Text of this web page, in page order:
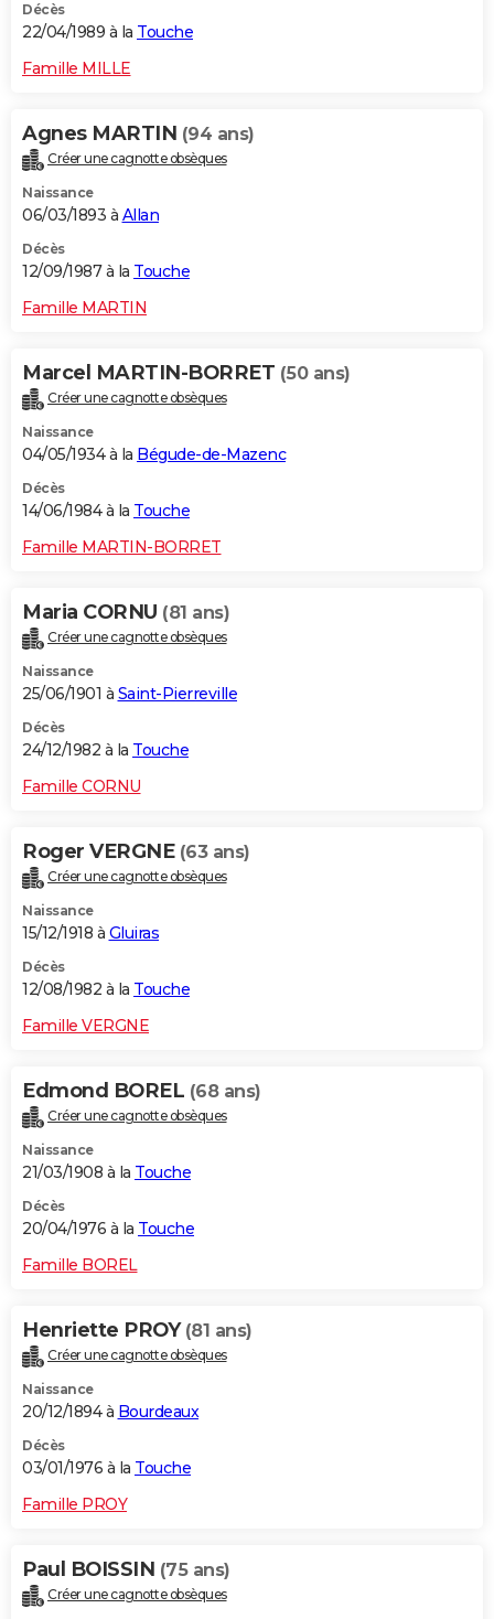
Décès
22/04/1989 à la Touche
Famille MILLE
Agnes MARTIN (94 ans)
Créer une cagnotte obsèques
Naissance
06/03/1893 à Allan
Décès
12/09/1987 à la Touche
Famille MARTIN
Marcel MARTIN-BORRET (50 ans)
Créer une cagnotte obsèques
Naissance
04/05/1934 à la Bégude-de-Mazenc
Décès
14/06/1984 à la Touche
Famille MARTIN-BORRET
Maria CORNU (81 ans)
Créer une cagnotte obsèques
Naissance
25/06/1901 à Saint-Pierreville
Décès
24/12/1982 à la Touche
Famille CORNU
Roger VERGNE (63 ans)
Créer une cagnotte obsèques
Naissance
15/12/1918 à Gluiras
Décès
12/08/1982 à la Touche
Famille VERGNE
Edmond BOREL (68 ans)
Créer une cagnotte obsèques
Naissance
21/03/1908 à la Touche
Décès
20/04/1976 à la Touche
Famille BOREL
Henriette PROY (81 ans)
Créer une cagnotte obsèques
Naissance
20/12/1894 à Bourdeaux
Décès
03/01/1976 à la Touche
Famille PROY
Paul BOISSIN (75 ans)
Créer une cagnotte obsèques